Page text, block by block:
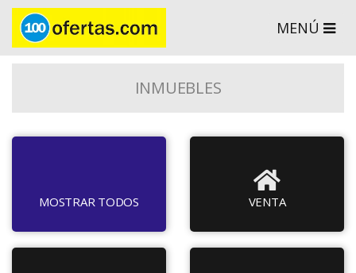
MENÚ
INMUEBLES
MOSTRAR TODOS VENTA